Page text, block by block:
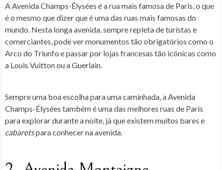
A Avenida Champs-Élysées é a rua mais famosa de Paris, o que
é o mesmo que dizer que é uma das ruas mais famosas do
mundo. Nesta longa avenida, sempre repleta de turistas e
comerciantes, pode ver monumentos tão obrigatórios como o
Arco do Triunfo e passar por lojas francesas tão icónicas como
a Louis Vuitton ou a Guerlain.
Sempre uma boa escolha para uma caminhada, a Avenida
Champs-Élysées também é uma das melhores ruas de Paris
para explorar durante a noite, já que existem muitos bares e
cabaretspara conhecer na avenida.